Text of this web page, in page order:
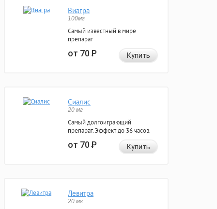
Виагра
100мг
Самый известный в мире
препарат
от 70Р Купить
Сиалис
20 мг
Самый долгоиграющий
препарат. Эффект до 36 часов.
от 70Р Купить
Левитра
20 мг